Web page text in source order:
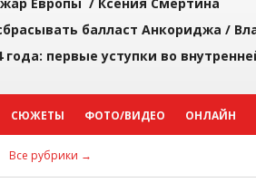
балласт Анкориджа /
года: первые уступки во
СЮЖЕТЫ ФОТО/ВИДЕО ОНЛАЙН
Все рубрики →